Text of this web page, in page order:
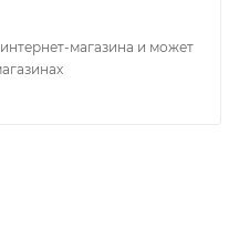
магазина и может